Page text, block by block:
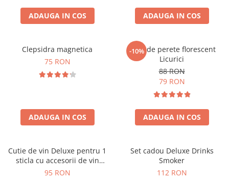
ADAUGA IN COS ADAUGA IN COS
Clepsidra magnetica
75 RON
ADAUGA IN COS
-10%
Ceas de perete florescent
Licurici
88 RON
79 RON
ADAUGA IN COS
Cutie de vin Deluxe pentru 1
sticla cu accesorii de vin
incluse interior oranj
95 RON
Set cadou Deluxe Drinks
Smoker
112 RON